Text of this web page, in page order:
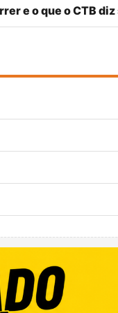
e o que o CTB